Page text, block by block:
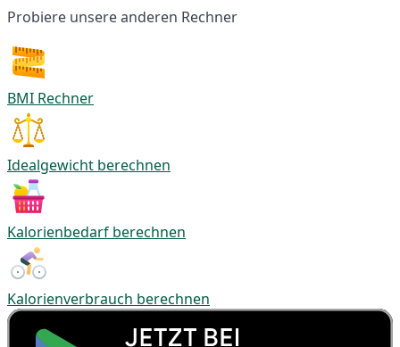
Probiere unsere anderen Rechner
BMI Rechner
Idealgewicht berechnen
Kalorienbedarf berechnen
Kalorienverbrauch berechnen